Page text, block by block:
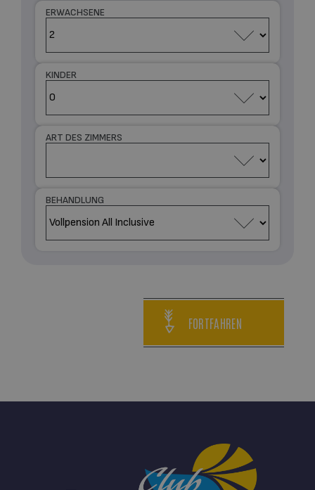
ERWACHSENE
KINDER
ART DES ZIMMERS
BEHANDLUNG
FORTFAHREN